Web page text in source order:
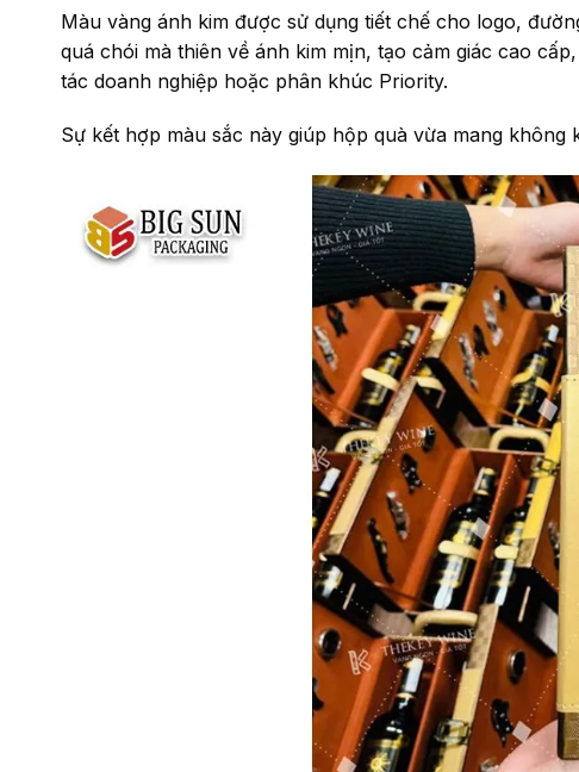
Màu vàng ánh kim được sử dụng tiết chế cho logo,
quá chói mà thiên về ánh kim mịn, tạo cảm giác cao
tác doanh nghiệp hoặc phân khúc Priority.
Sự kết hợp màu sắc này giúp hộp quà vừa mang